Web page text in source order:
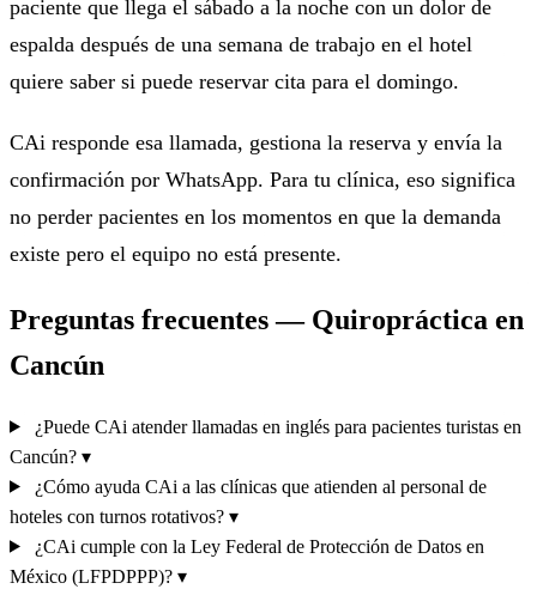
paciente que llega el sábado a la noche con un dolor de
espalda después de una semana de trabajo en el hotel
quiere saber si puede reservar cita para el domingo.
CAi responde esa llamada, gestiona la reserva y envía la
confirmación por WhatsApp. Para tu clínica, eso significa
no perder pacientes en los momentos en que la demanda
existe pero el equipo no está presente.
Preguntas frecuentes — Quiropráctica en
Cancún
¿Puede CAi atender llamadas en inglés para pacientes turistas en
Cancún? ▾
¿Cómo ayuda CAi a las clínicas que atienden al personal de
hoteles con turnos rotativos? ▾
¿CAi cumple con la Ley Federal de Protección de Datos en
México (LFPDPPP)? ▾